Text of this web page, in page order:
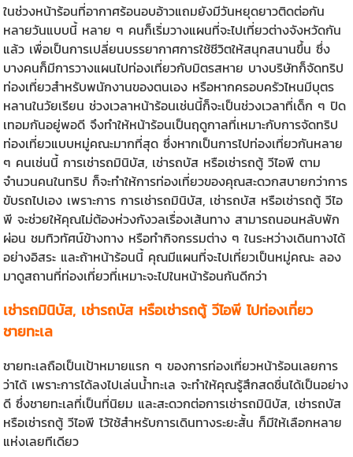
ในช่วงหน้าร้อนที่อากาศร้อนอบอ้าวแถมยังมีวันหยุดยาวติดต่อกัน
หลายวันแบบนี้ หลาย ๆ คนก็เริ่มวางแผนที่จะไปเที่ยวต่างจังหวัดกัน
แล้ว เพื่อเป็นการเปลี่ยนบรรยากาศการใช้ชีวิตให้สนุกสนานขึ้น ซึ่ง
บางคนก็มีการวางแผนไปท่องเที่ยวกับมิตรสหาย บางบริษัทก็จัดทริป
ท่องเที่ยวสำหรับพนักงานของตนเอง หรือหากครอบครัวไหนมีบุตร
หลานในวัยเรียน ช่วงเวลาหน้าร้อนเช่นนี้ก็จะเป็นช่วงเวลาที่เด็ก ๆ ปิด
เทอมกันอยู่พอดี จึงทำให้หน้าร้อนเป็นฤดูกาลที่เหมาะกับการจัดทริป
ท่องเที่ยวแบบหมู่คณะมากที่สุด ซึ่งหากเป็นการไปท่องเที่ยวกันหลาย
ๆ คนเช่นนี้ การเช่ารถมินิบัส, เช่ารถบัส หรือเช่ารถตู้ วีไอพี ตาม
จำนวนคนในทริป ก็จะทำให้การท่องเที่ยวของคุณสะดวกสบายกว่าการ
ขับรถไปเอง เพราะการ การเช่ารถมินิบัส, เช่ารถบัส หรือเช่ารถตู้ วีไอ
พี จะช่วยให้คุณไม่ต้องห่วงกังวลเรื่องเส้นทาง สามารถนอนหลับพัก
ผ่อน ชมทิวทัศน์ข้างทาง หรือทำกิจกรรมต่าง ๆ ในระหว่างเดินทางได้
อย่างอิสระ และถ้าหน้าร้อนนี้ คุณมีแผนที่จะไปเที่ยวเป็นหมู่คณะ ลอง
มาดูสถานที่ท่องเที่ยวที่เหมาะจะไปในหน้าร้อนกันดีกว่า
เช่ารถมินิบัส, เช่ารถบัส หรือเช่ารถตู้ วีไอพี ไปท่องเที่ยว
ชายทะเล
ชายทะเลถือเป็นเป้าหมายแรก ๆ ของการท่องเที่ยวหน้าร้อนเลยการ
ว่าได้ เพราะการได้ลงไปเล่นน้ำทะเล จะทำให้คุณรู้สึกสดชื่นได้เป็นอย่าง
ดี ซึ่งชายทะเลที่เป็นที่นิยม และสะดวกต่อการเช่ารถมินิบัส, เช่ารถบัส
หรือเช่ารถตู้ วีไอพี ไว้ใช้สำหรับการเดินทางระยะสั้น ก็มีให้เลือกหลาย
แห่งเลยทีเดียว